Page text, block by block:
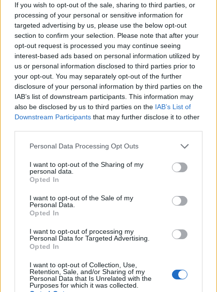
If you wish to opt-out of the sale, sharing to third parties, or
processing of your personal or sensitive information for
targeted advertising by us, please use the below opt-out
section to confirm your selection. Please note that after your
opt-out request is processed you may continue seeing
interest-based ads based on personal information utilized by
us or personal information disclosed to third parties prior to
your opt-out. You may separately opt-out of the further
disclosure of your personal information by third parties on the
IAB’s list of downstream participants. This information may
also be disclosed by us to third parties on the IAB’s List of
Downstream Participants that may further disclose it to other
Please note that this website/app uses one or more Google
not limited to your visit or usage behaviour. You may click to
grant or deny consent to Google and its third-party tags to
use your data for below specified purposes in below Google
consent section.
Personal Data Processing Opt Outs
I want to opt-out of the Sharing of my
personal data.
Opted In
I want to opt-out of the Sale of my
Personal Data.
Opted In
I want to opt-out of processing my
Personal Data for Targeted Advertising.
Opted In
I want to opt-out of Collection, Use,
Retention, Sale, and/or Sharing of my
Personal Data that Is Unrelated with the
Purposes for which it was collected.
nessas bolsas, pois uma vez que o BTC3S seja listado lá,
atrairá uma grande quantidade de volumes de negociação
dos usuários de lá, o que significa que você terá ótimas
oportunidades de negociação!
Binance
Binance é uma bolsa de criptomoeda popular que foi
iniciada na China, mas depois mudou sua sede para a Ilha
de Malta, na UE, que aceita criptografia. Binance é
popular por seus serviços de troca de criptografia para
criptografia. Binance explodiu em cena na mania de 2017
e desde então se tornou a maior troca de criptografia do
mundo.
Gate.io
Gate.io é uma bolsa de criptomoeda americana lançada em
2017. A troca está disponível em inglês e chinês (o último
sendo muito útil para investidores chineses). O principal
negociação. Você pode encontrar a maioria das novas
altcoins aqui. Gate.io também demonstra um volume de